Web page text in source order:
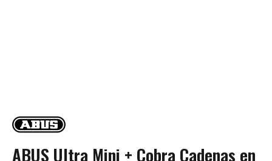
ABUS Ultra Mini + Cobra Cadenas en